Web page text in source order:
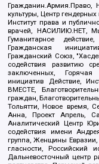
Гражданин.Армия.Право,
культуры, Центр
Институт права и
врачей, НАСИЛИЮ.НЕТ,
Гуманитарное
Гражданская
Гражданский Союз,
содействия развитию
заключенных,
инициатив Действие,
ВМЕСТЕ,
граждан,
Тольятти, Новое время,
Анна, Проект Апрель,
Аналитический Центр
содействия имени
группа, Женщины
гласности, Российский
Дальневосточный центр